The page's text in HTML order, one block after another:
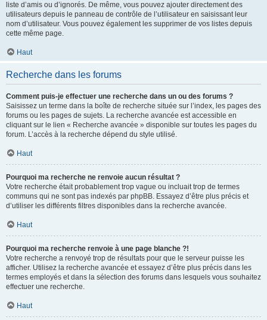
liste d’amis ou d’ignorés. De même, vous pouvez ajouter directement des
utilisateurs depuis le panneau de contrôle de l’utilisateur en saisissant leur
nom d’utilisateur. Vous pouvez également les supprimer de vos listes depuis
cette même page.
Haut
Recherche dans les forums
Comment puis-je effectuer une recherche dans un ou des forums ?
Saisissez un terme dans la boîte de recherche située sur l’index, les pages des
forums ou les pages de sujets. La recherche avancée est accessible en
cliquant sur le lien « Recherche avancée » disponible sur toutes les pages du
forum. L’accès à la recherche dépend du style utilisé.
Haut
Pourquoi ma recherche ne renvoie aucun résultat ?
Votre recherche était probablement trop vague ou incluait trop de termes
communs qui ne sont pas indexés par phpBB. Essayez d’être plus précis et
d’utiliser les différents filtres disponibles dans la recherche avancée.
Haut
Pourquoi ma recherche renvoie à une page blanche ?!
Votre recherche a renvoyé trop de résultats pour que le serveur puisse les
afficher. Utilisez la recherche avancée et essayez d’être plus précis dans les
termes employés et dans la sélection des forums dans lesquels vous souhaitez
effectuer une recherche.
Haut